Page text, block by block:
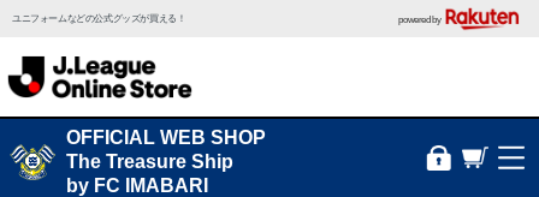
ユニフォームなどの公式グッズが買える！ powered by
OFFICIAL WEB SHOP
The Treasure Ship
by FC IMABARI